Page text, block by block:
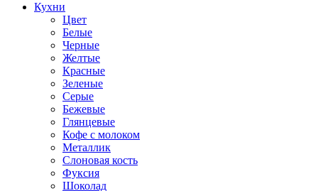
Кухни
Цвет
Белые
Черные
Желтые
Красные
Зеленые
Серые
Бежевые
Глянцевые
Кофе с молоком
Металлик
Слоновая кость
Фуксия
Шоколад